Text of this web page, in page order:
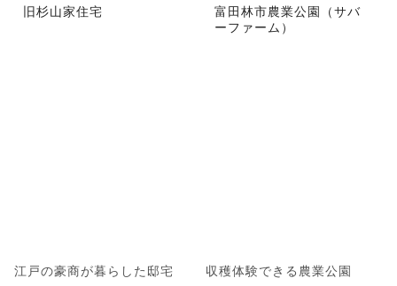
旧杉山家住宅
江戸の豪商が暮らした邸宅
富田林市農業公園（サバ
ーファーム）
収穫体験できる農業公園